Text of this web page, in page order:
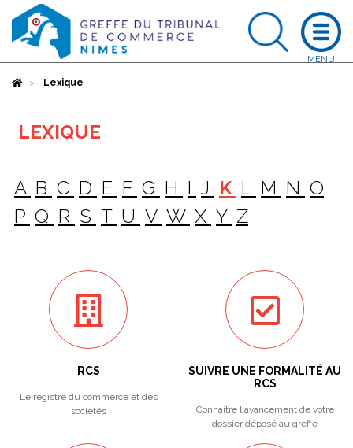
AccueilLexique
LEXIQUE
A B C D E F G H I J K L M N O
P Q R S T U V W X Y Z
RCS
Le registre du commerce et des
sociétés
SUIVRE UNE FORMALITÉ AU
RCS
Connaitre l'avancement de votre
dossier déposé au greffe